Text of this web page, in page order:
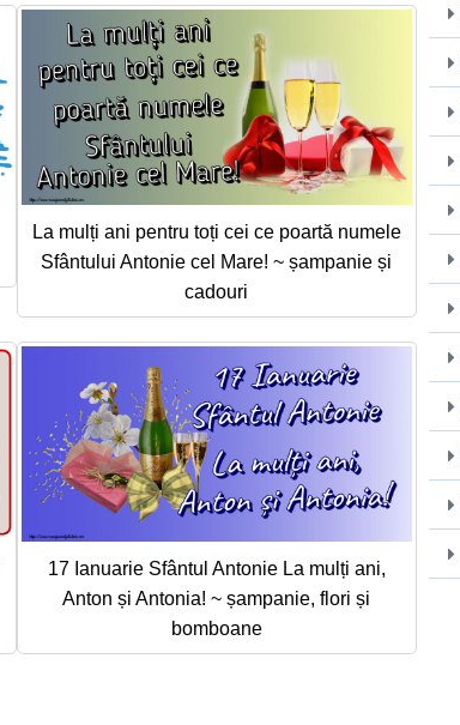
La mulți ani pentru toți cei ce poartă numele
Sfântului Antonie cel Mare! ~ șampanie și
cadouri
17 Ianuarie Sfântul Antonie La mulți ani,
Anton și Antonia! ~ șampanie, flori și
bomboane